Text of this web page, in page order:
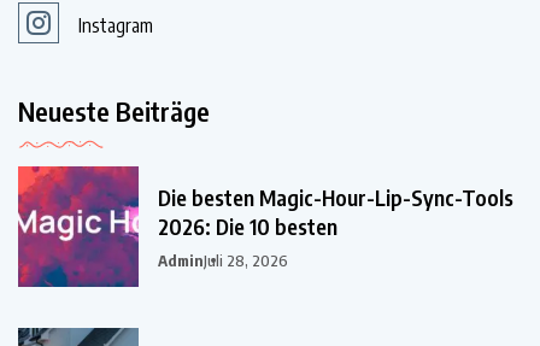
Instagram
Neueste Beiträge
Die besten Magic-Hour-Lip-Sync-Tools
2026: Die 10 besten
AdminJuli 28, 2026